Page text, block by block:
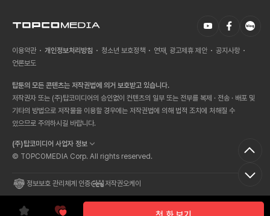
이용약관 개인정보처리방침 청소년 보호정책 연재, 광고제휴 제안
공지사항
언론보도
탑툰의 모든 콘텐츠는 저작권법에 의거 보호받고 있습니다.
저작권자 또는 (주)탑코미디어의 승인없이 컨텐츠의 일부 또는 전부를 복제 · 전송 · 배포 및
기타의 방법으로 저작물을 이용할 경우에는 저작권법에 의해 법적 조치에 처해질 수
있으므로 주의하시길 바랍니다.
(주)탑코미디어 사업자 정보
© TOPCOMEDIA Corp. All rights reserved.
정보보호 관리체계 인증 저작권오케이